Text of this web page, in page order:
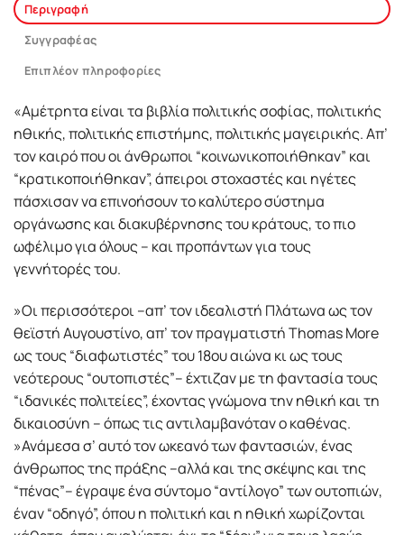
Περιγραφή
Συγγραφέας
Επιπλέον πληροφορίες
«Αμέτρητα είναι τα βιβλία πολιτικής σοφίας, πολιτικής
ηθικής, πολιτικής επιστήμης, πολιτικής μαγειρικής. Απ’
τον καιρό που οι άνθρωποι “κοινωνικοποιήθηκαν” και
“κρατικοποιήθηκαν”, άπειροι στοχαστές και ηγέτες
πάσχισαν να επινοήσουν το καλύτερο σύστημα
οργάνωσης και διακυβέρνησης του κράτους, το πιο
ωφέλιμο για όλους – και προπάντων για τους
γεννήτορές του.
»Οι περισσότεροι –απ’ τον ιδεαλιστή Πλάτωνα ως τον
θεϊστή Αυγουστίνο, απ’ τον πραγματιστή Thomas More
ως τους “διαφωτιστές” του 18ου αιώνα κι ως τους
νεότερους “ουτοπιστές”– έχτιζαν με τη φαντασία τους
“ιδανικές πολιτείες”, έχοντας γνώμονα την ηθική και τη
δικαιοσύνη – όπως τις αντιλαμβανόταν ο καθένας.
»Ανάμεσα σ’ αυτό τον ωκεανό των φαντασιών, ένας
άνθρωπος της πράξης –αλλά και της σκέψης και της
“πένας”– έγραψε ένα σύντομο “αντίλογο” των ουτοπιών,
έναν “οδηγό”, όπου η πολιτική και η ηθική χωρίζονται